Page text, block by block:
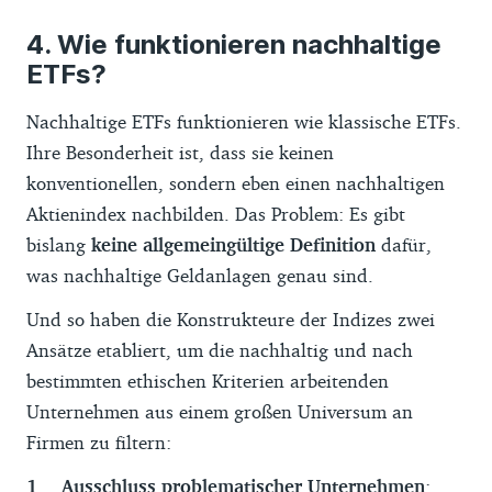
Die Reihenfolge der ETFs im Finder erfolgt
standardmäßig nach der Marktabdeckung.
Diese drückt aus, wie viel Prozent des
weltweiten investierbaren Aktienmarkts
der zugrundeliegende Index des ETF
abbildet. Für die Berechnung haben wir die
Maktkapitaliserung des Index mit der des
MSCI ACWI + Frontier Markets All Cap
Höhe der durchschnittlichen Fünf-
gewählten Depot und (3) die Höhe der TER
Wie funktionieren nachhaltige
ETFs?
Nachhaltige ETFs funktionieren wie klassische ETFs.
Ihre Besonderheit ist, dass sie keinen
konventionellen, sondern eben einen nachhaltigen
Aktienindex nachbilden. Das Problem: Es gibt
bislang keine allgemeingültige Definition dafür,
was nachhaltige Geldanlagen genau sind.
Und so haben die Konstrukteure der Indizes zwei
Ansätze etabliert, um die nachhaltig und nach
bestimmten ethischen Kriterien arbeitenden
Unternehmen aus einem großen Universum an
Firmen zu filtern:
Ausschluss problematischer Unternehmen: